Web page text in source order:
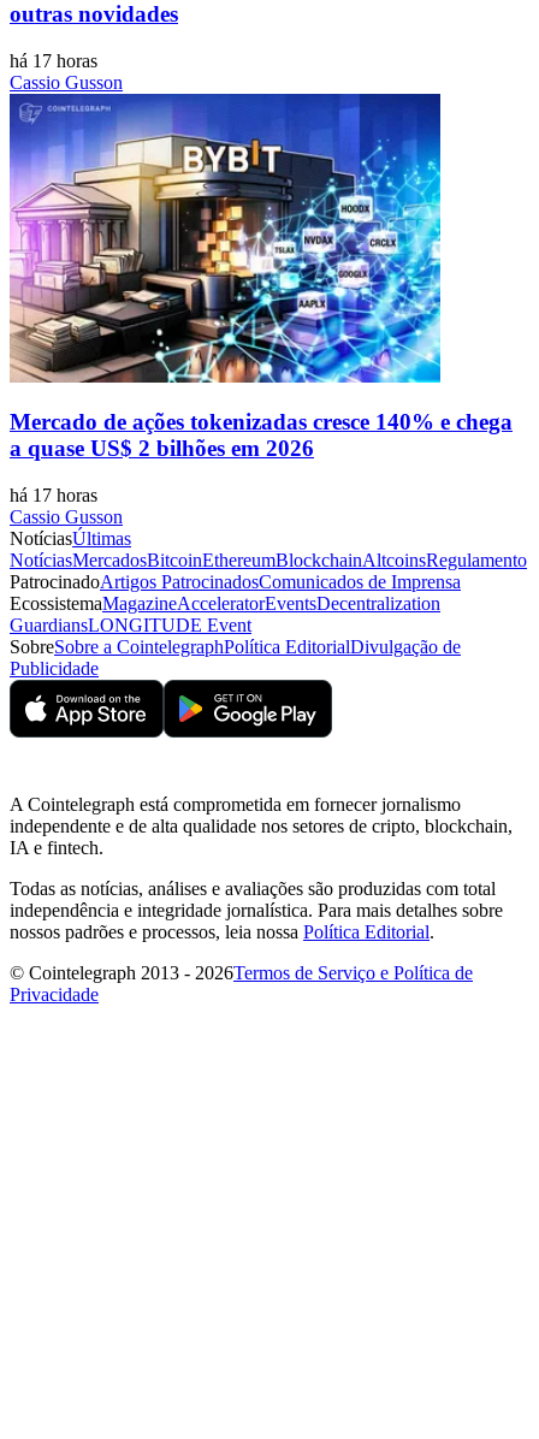
outras novidades
há 17 horas
Cassio Gusson
Mercado de ações tokenizadas cresce 140% e chega
a quase US$ 2 bilhões em 2026
há 17 horas
Cassio Gusson
NotíciasÚltimas
NotíciasMercadosBitcoinEthereumBlockchainAltcoinsRegulamento
PatrocinadoArtigos PatrocinadosComunicados de Imprensa
EcossistemaMagazineAcceleratorEventsDecentralization
GuardiansLONGITUDE Event
SobreSobre a CointelegraphPolítica EditorialDivulgação de
Publicidade
A Cointelegraph está comprometida em fornecer jornalismo
independente e de alta qualidade nos setores de cripto, blockchain,
IA e fintech.
Todas as notícias, análises e avaliações são produzidas com total
independência e integridade jornalística. Para mais detalhes sobre
nossos padrões e processos, leia nossa Política Editorial.
© Cointelegraph 2013 - 2026Termos de Serviço e Política de
Privacidade